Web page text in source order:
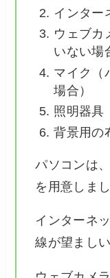
インター
ウェブカ
いない場
マイク（
場合）
照明器具
背景用の
パソコンは
を用意しまし
インターネ
線が望ましい